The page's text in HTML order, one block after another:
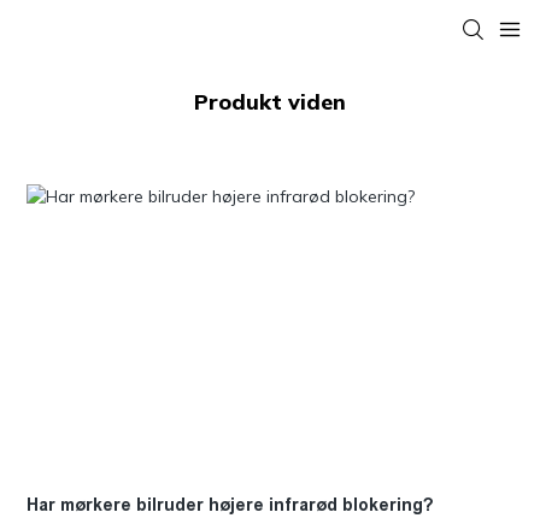
Produkt viden
Har mørkere bilruder højere infrarød blokering?